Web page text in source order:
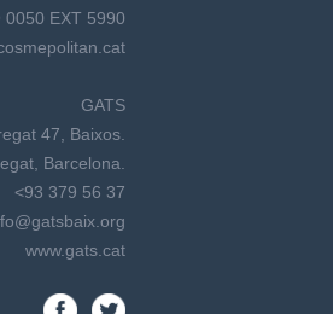
0050 EXT 5990
GATS
47, Baixos.
Barcelona.
<93 379 56 37
www.gats.cat